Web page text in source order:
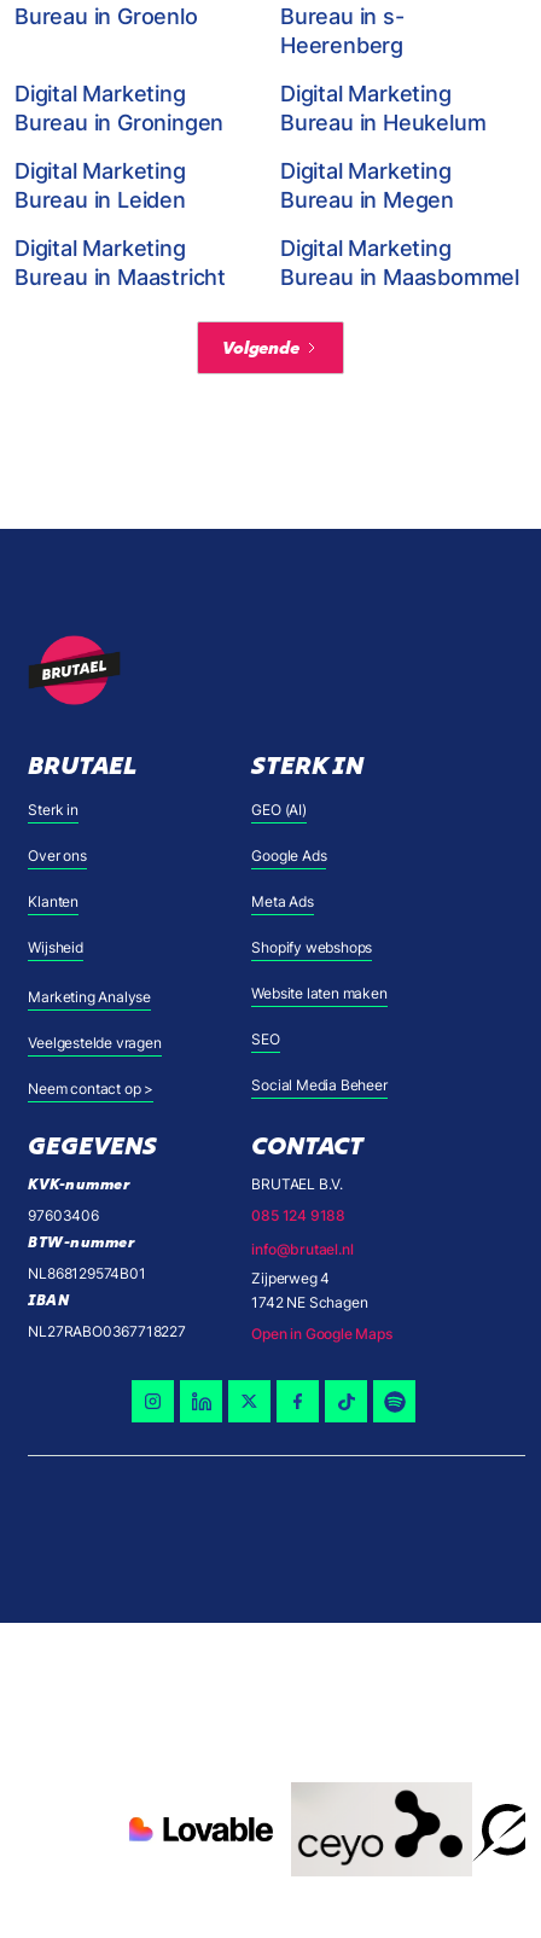
Bureau in Groenlo
Bureau in s-
Heerenberg
Digital Marketing
Bureau in Groningen
Digital Marketing
Bureau in Heukelum
Digital Marketing
Bureau in Leiden
Digital Marketing
Bureau in Megen
Digital Marketing
Bureau in Maastricht
Digital Marketing
Bureau in Maasbommel
Volgende
BRUTAEL
Sterk in
Over ons
Klanten
Wijsheid
Marketing Analyse
Veelgestelde vragen
Neem contact op >
STERK IN
GEO (AI)
Google Ads
Meta Ads
Shopify webshops
Website laten maken
SEO
Social Media Beheer
GEGEVENS
KVK-nummer
97603406
BTW-nummer
NL868129574B01
IBAN
NL27RABO0367718227
CONTACT
BRUTAEL B.V.
085 124 9188
info@brutael.nl
Zijperweg 4
1742 NE Schagen
Open in Google Maps